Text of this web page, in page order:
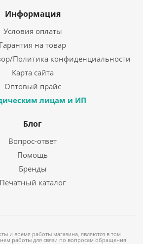
Информация
Условия оплаты
Гарантия на товар
Политика конфиденциальности
Карта сайта
Оптовый прайс
лицам и ИП
Блог
Вопрос-ответ
Помощь
Бренды
Печатный каталог
и время работы магазина, являются в том
работы для связи по вопросам обращения